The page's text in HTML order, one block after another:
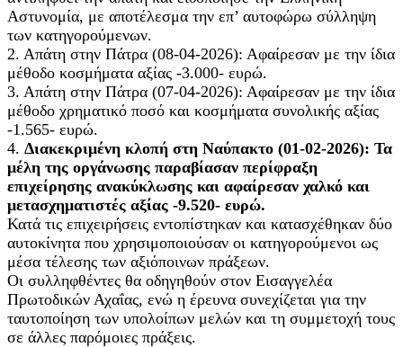
Αστυνομία, με αποτέλεσμα την επ’ αυτοφώρω σύλληψη
των κατηγορούμενων.
2. Απάτη στην Πάτρα (08-04-2026): Αφαίρεσαν με την ίδια
μέθοδο κοσμήματα αξίας -3.000- ευρώ.
3. Απάτη στην Πάτρα (07-04-2026): Αφαίρεσαν με την ίδια
μέθοδο χρηματικό ποσό και κοσμήματα συνολικής αξίας
-1.565- ευρώ.
4. Διακεκριμένη κλοπή στη Ναύπακτο (01-02-2026): Τα
μέλη της οργάνωσης παραβίασαν περίφραξη
επιχείρησης ανακύκλωσης και αφαίρεσαν χαλκό και
μετασχηματιστές αξίας -9.520- ευρώ.
Κατά τις επιχειρήσεις εντοπίστηκαν και κατασχέθηκαν δύο
αυτοκίνητα που χρησιμοποιούσαν οι κατηγορούμενοι ως
μέσα τέλεσης των αξιόποινων πράξεων.
Οι συλληφθέντες θα οδηγηθούν στον Εισαγγελέα
Πρωτοδικών Αχαΐας, ενώ η έρευνα συνεχίζεται για την
ταυτοποίηση των υπολοίπων μελών και τη συμμετοχή τους
σε άλλες παρόμοιες πράξεις.